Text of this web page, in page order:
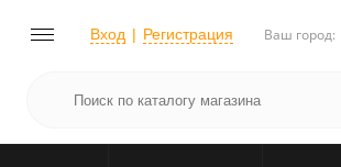
Вход Регистрация Ваш город: